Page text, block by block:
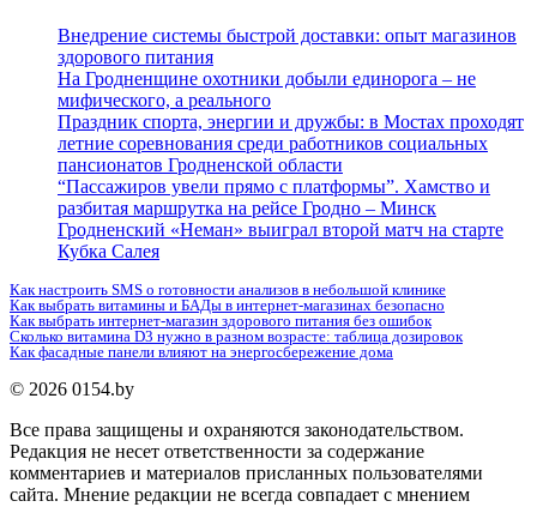
Внедрение системы быстрой доставки: опыт магазинов
здорового питания
На Гродненщине охотники добыли единорога – не
мифического, а реального
Праздник спорта, энергии и дружбы: в Мостах проходят
летние соревнования среди работников социальных
пансионатов Гродненской области
“Пассажиров увели прямо с платформы”. Хамство и
разбитая маршрутка на рейсе Гродно – Минск
Гродненский «Неман» выиграл второй матч на старте
Кубка Салея
Как настроить SMS о готовности анализов в небольшой клинике
Как выбрать витамины и БАДы в интернет-магазинах безопасно
Как выбрать интернет-магазин здорового питания без ошибок
Сколько витамина D3 нужно в разном возрасте: таблица дозировок
Как фасадные панели влияют на энергосбережение дома
© 2026 0154.by
Все права защищены и охраняются законодательством.
Редакция не несет ответственности за содержание
комментариев и материалов присланных пользователями
сайта. Мнение редакции не всегда совпадает с мнением